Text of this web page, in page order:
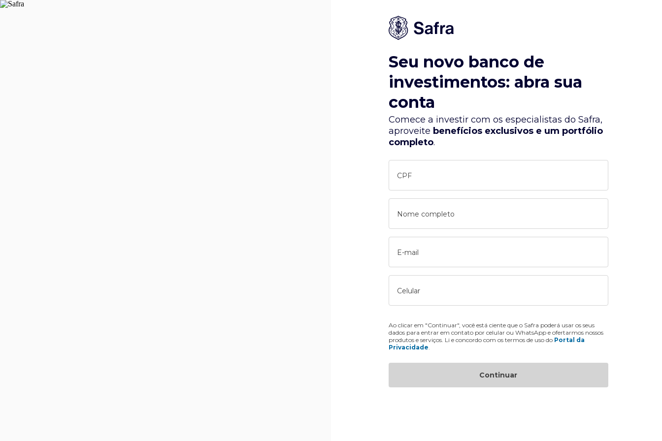
Seu novo banco de
investimentos: abra sua
conta
Comece a investir com os especialistas do Safra,
aproveite benefícios exclusivos e um portfólio
completo.
CPF
Nome completo
E-mail
Celular
Ao clicar em "Continuar", você está ciente que o Safra poderá usar os seus
dados para entrar em contato por celular ou WhatsApp e ofertarmos nossos
produtos e serviços. Li e concordo com os termos de uso do Portal da
Privacidade
Continuar